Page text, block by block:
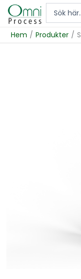
Hoppa
Search
Hem / Produkter /